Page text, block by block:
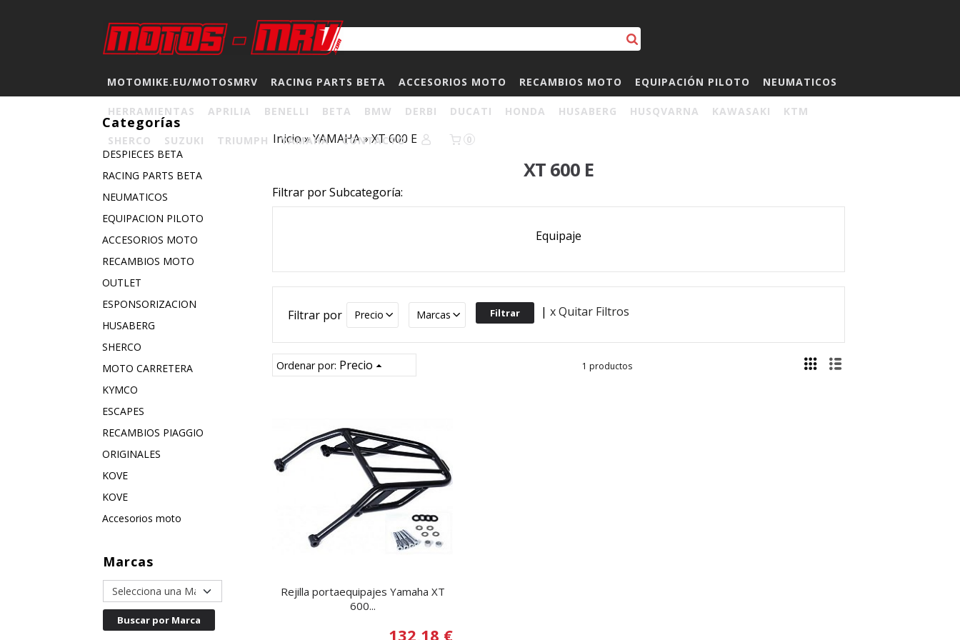
MOTOMIKE.EU/MOTOSMRV RACING PARTS BETA ACCESORIOS MOTO RECAMBIOS MOTO EQUIPACIÓN PILOTO NEUMATICOS
HERRAMIENTAS APRILIA BENELLI BETA BMW DERBI DUCATI HONDA HUSABERG HUSQVARNA KAWASAKI KTM
SHERCO SUZUKI TRIUMPH YAMAHA CONTACTO 0
Categorías
DESPIECES BETA
RACING PARTS BETA
NEUMATICOS
EQUIPACION PILOTO
ACCESORIOS MOTO
RECAMBIOS MOTO
OUTLET
ESPONSORIZACION
HUSABERG
SHERCO
MOTO CARRETERA
KYMCO
ESCAPES
RECAMBIOS PIAGGIO
ORIGINALES
KOVE
KOVE
Accesorios moto
Marcas
Inicio»YAMAHA»XT 600 E
XT 600 E
Filtrar por Subcategoría:
Equipaje
Filtrar por Precio Marcas | x Quitar Filtros
Ordenar por: Precio 1 productos
Rejilla portaequipajes Yamaha XT
600...
132,18 €